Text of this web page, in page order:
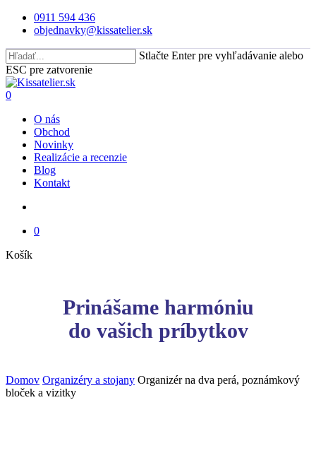
Skip
content
0911 594 436
objednavky@kissatelier.sk
Stlačte Enter pre vyhľadávanie alebo
ESC pre zatvorenie
Close
Search
search
0
O nás
Obchod
Novinky
Realizácie a recenzie
Blog
Kontakt
0
KošíkClose
Prinášame harmóniu
do vašich príbytkov
Domov Organizéry a stojany Organizér na dva perá, poznámkový
bloček a vizitky